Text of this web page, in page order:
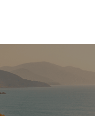
настроек